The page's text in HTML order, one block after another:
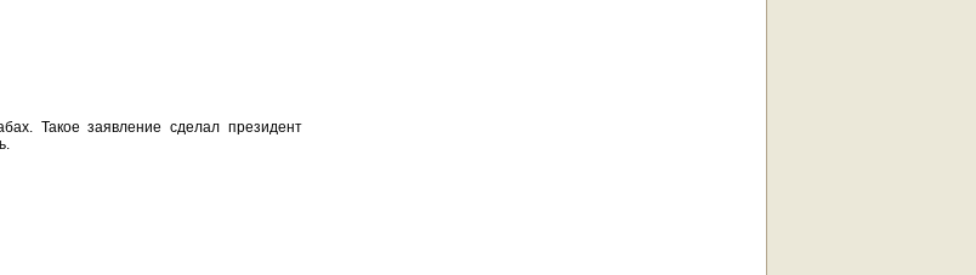
Такое заявление сделал президент